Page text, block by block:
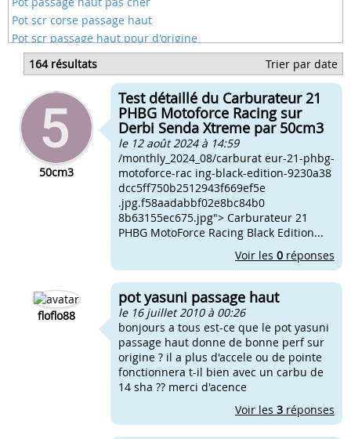
Pot scr corse passage haut
Pot scr passage haut pour d'origine
Avis pot hebo passage haut
Pot hebo passage haut ou bidalot passage haut
Pot conti chr passage haut derbi
Pot passage haut conti derbi gpr
164 résultats Trier par date
50cm3
Test détaillé du Carburateur 21
PHBG Motoforce Racing sur
Derbi Senda Xtreme par 50cm3
le 12 août 2024 à 14:59
/monthly_2024_08/carburat eur-21-phbg-
motoforce-rac ing-black-edition-9230a38
dcc5ff750b2512943f669ef5e
.jpg.f58aadabbf02e8bc84b0
8b63155ec675.jpg"> Carburateur 21
PHBG MotoForce Racing Black Edition...
Voir les 0 réponses
floflo88
pot yasuni passage haut
le 16 juillet 2010 à 00:26
bonjours a tous est-ce que le pot yasuni
passage haut donne de bonne perf sur
origine ? il a plus d'accele ou de pointe
fonctionnera t-il bien avec un carbu de
14 sha ?? merci d'acence
Voir les 3 réponses